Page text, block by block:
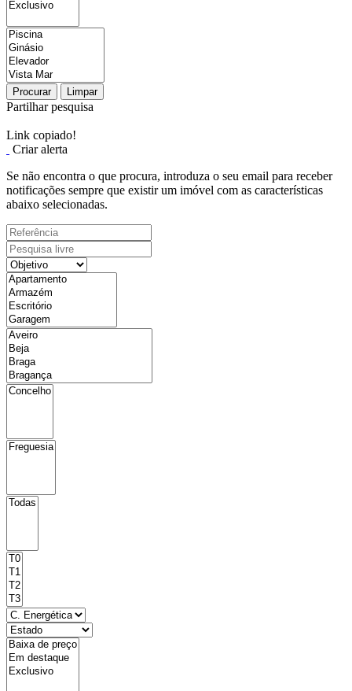
Procurar Limpar
Partilhar pesquisa
Link copiado!
Criar alerta
Se não encontra o que procura, introduza o seu email para receber
notificações sempre que existir um imóvel com as características
abaixo selecionadas.